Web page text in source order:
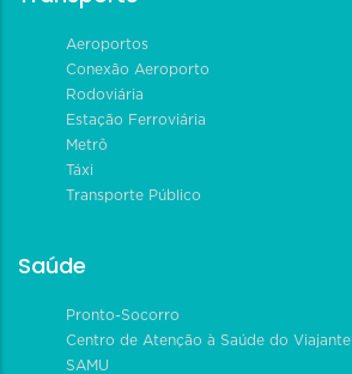
Aeroportos
Conexão Aeroporto
Rodoviária
Estação Ferroviária
Metrô
Táxi
Transporte Público
Saúde
Pronto-Socorro
Centro de Atenção à Saúde do Viajante
SAMU